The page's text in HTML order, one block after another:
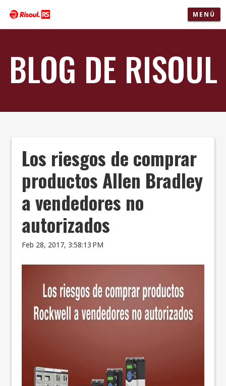
MENÚ
BLOG DE RISOUL
Los riesgos de comprar
productos Allen Bradley
a vendedores no
autorizados
Feb 28, 2017, 3:58:13 PM